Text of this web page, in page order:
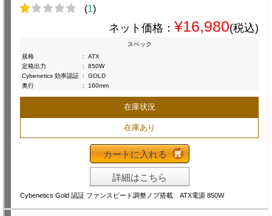
(1)
ネット価格： ¥16,980(税込)
スペック
規格
:
ATX
定格出力
:
850W
Cybenetics 効率認証 :
GOLD
奥行
: 160mm
在庫状況
在庫あり
カートに入れる
詳細はこちら
Cybenetics Gold 認証 ファンスピード調整ノブ搭載 ATX電源 850W